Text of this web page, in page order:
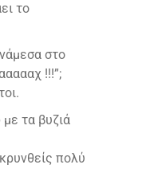
το
στο
!!!”;
με τα βυζιά
πολύ